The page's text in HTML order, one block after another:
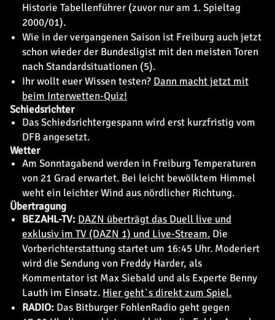
Historie Tabellenführer (zuvor nur am 1. Spieltag
2000/01).
Wie in der vergangenen Saison ist Freiburg auch jetzt
schon wieder der Bundesligist mit den meisten Toren
nach Standardsituationen (5).
Ihr wollt euer Wissen testen? Dann macht jetzt mit
beim Interwetten-Quiz!
Schiedsrichter
Das Schiedsrichtergespann wird erst kurzfristig vom
DFB angesetzt.
Wetter
Am Sonntagabend werden in Freiburg Temperaturen
von 21 Grad erwartet. Bei leicht bewölktem Himmel
weht ein leichter Wind aus nördlicher Richtung.
Übertragung
BEZAHL-TV: DAZN überträgt das Duell live und
exklusiv im TV (DAZN 1) und Live-Stream. Die
Vorberichterstattung startet um 16:45 Uhr. Moderiert
wird die Sendung von Freddy Harder, als
Kommentator ist Max Siebald und als Experte Benny
Lauth im Einsatz. Hier geht`s direkt zum Spiel.
RADIO: Das Bitburger FohlenRadio geht gegen